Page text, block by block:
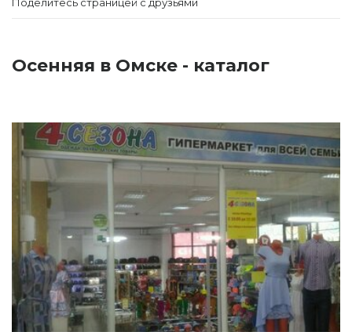
Осенняя в Омске - каталог